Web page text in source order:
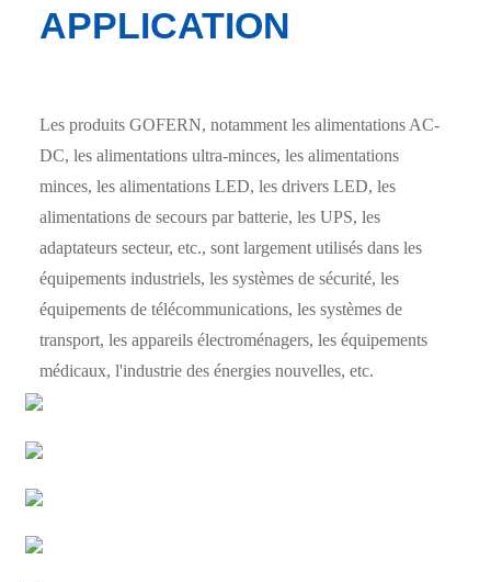
APPLICATION
Les produits GOFERN, notamment les alimentations AC-
DC, les alimentations ultra-minces, les alimentations
minces, les alimentations LED, les drivers LED, les
alimentations de secours par batterie, les UPS, les
adaptateurs secteur, etc., sont largement utilisés dans les
équipements industriels, les systèmes de sécurité, les
équipements de télécommunications, les systèmes de
transport, les appareils électroménagers, les équipements
médicaux, l'industrie des énergies nouvelles, etc.